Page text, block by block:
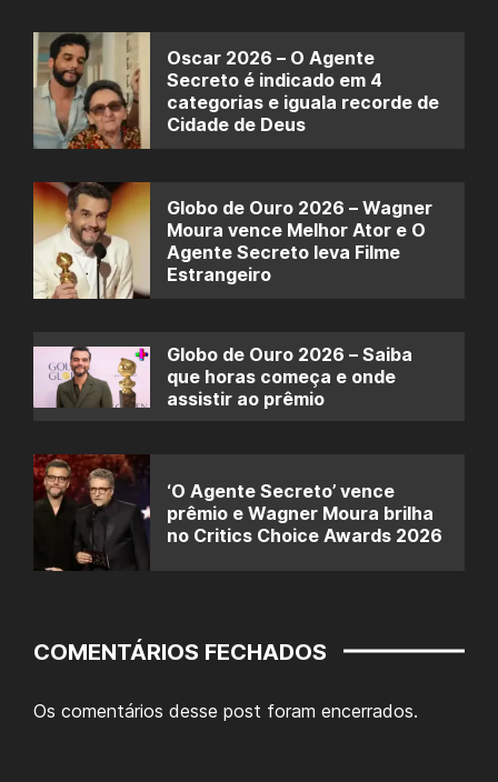
Oscar 2026 – O Agente
Secreto é indicado em 4
categorias e iguala recorde de
Cidade de Deus
Globo de Ouro 2026 – Wagner
Moura vence Melhor Ator e O
Agente Secreto leva Filme
Estrangeiro
Globo de Ouro 2026 – Saiba
que horas começa e onde
assistir ao prêmio
‘O Agente Secreto’ vence
prêmio e Wagner Moura brilha
no Critics Choice Awards 2026
COMENTÁRIOS FECHADOS
Os comentários desse post foram encerrados.